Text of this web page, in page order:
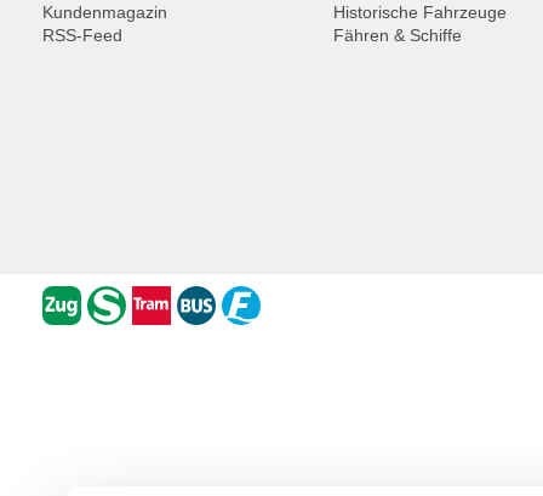
Kundenmagazin
RSS-Feed
Historische Fahrzeuge
Fähren & Schiffe